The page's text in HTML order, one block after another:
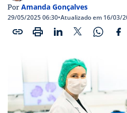
Por Amanda Gonçalves
29/05/2025 06:30•Atualizado em 16/03/